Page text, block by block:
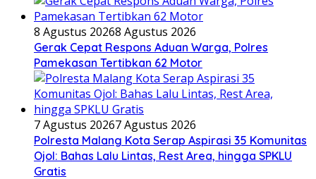
8 Agustus 20268 Agustus 2026
Gerak Cepat Respons Aduan Warga, Polres
Pamekasan Tertibkan 62 Motor
7 Agustus 20267 Agustus 2026
Polresta Malang Kota Serap Aspirasi 35 Komunitas
Ojol: Bahas Lalu Lintas, Rest Area, hingga SPKLU
Gratis